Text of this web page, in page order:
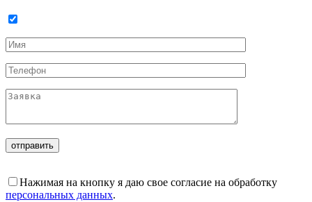
Нажимая на кнопку я даю свое согласие на обработку
персональных данных.